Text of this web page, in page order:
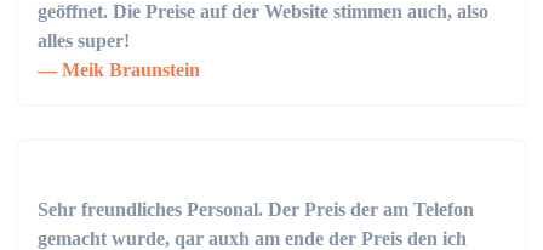
geöffnet. Die Preise auf der Website stimmen auch, also
alles super!
Meik Braunstein
Sehr freundliches Personal. Der Preis der am Telefon
gemacht wurde, qar auxh am ende der Preis den ich